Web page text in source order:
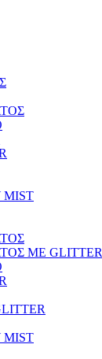
MIST
ΜΕ GLITTER
MIST